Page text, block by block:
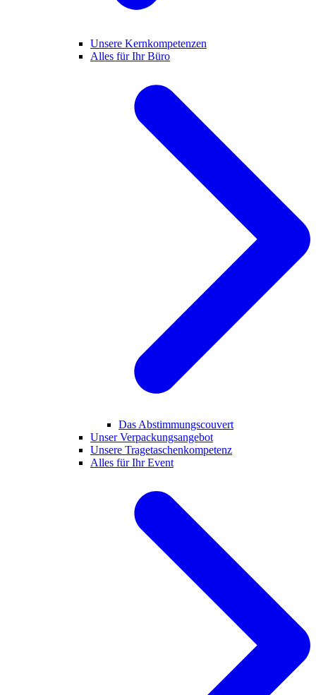
Unsere Kernkompetenzen
Alles für Ihr Büro
Das Abstimmungscouvert
Unser Verpackungsangebot
Unsere Tragetaschenkompetenz
Alles für Ihr Event